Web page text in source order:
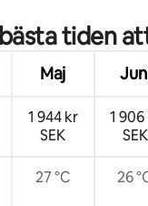
tiden
Maj
1 944 kr
SEK
1
SEK
27 °C 26